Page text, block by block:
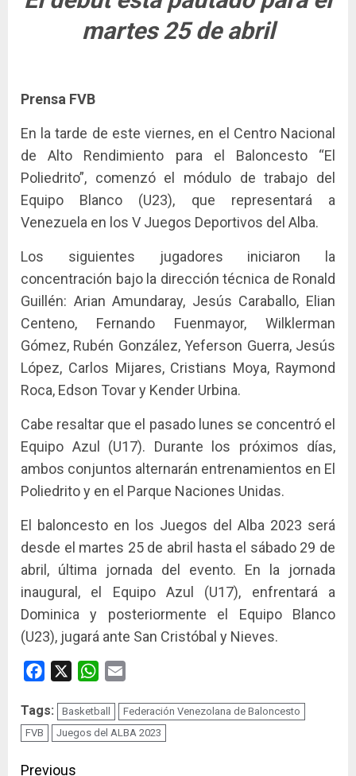
martes 25 de abril
Prensa FVB
En la tarde de este viernes, en el Centro Nacional
de Alto Rendimiento para el Baloncesto “El
Poliedrito”, comenzó el módulo de trabajo del
Equipo Blanco (U23), que representará a
Venezuela en los V Juegos Deportivos del Alba.
Los siguientes jugadores iniciaron la
concentración bajo la dirección técnica de Ronald
Guillén: Arian Amundaray, Jesús Caraballo, Elian
Centeno, Fernando Fuenmayor, Wilklerman
Gómez, Rubén González, Yeferson Guerra, Jesús
López, Carlos Mijares, Cristians Moya, Raymond
Roca, Edson Tovar y Kender Urbina.
Cabe resaltar que el pasado lunes se concentró el
Equipo Azul (U17). Durante los próximos días,
ambos conjuntos alternarán entrenamientos en El
Poliedrito y en el Parque Naciones Unidas.
El baloncesto en los Juegos del Alba 2023 será
desde el martes 25 de abril hasta el sábado 29 de
abril, última jornada del evento. En la jornada
inaugural, el Equipo Azul (U17), enfrentará a
Dominica y posteriormente el Equipo Blanco
(U23), jugará ante San Cristóbal y Nieves.
Facebook WhatsApp
Tags: Basketball
Federación Venezolana de Baloncesto
FVB
Juegos del ALBA 2023
Previous